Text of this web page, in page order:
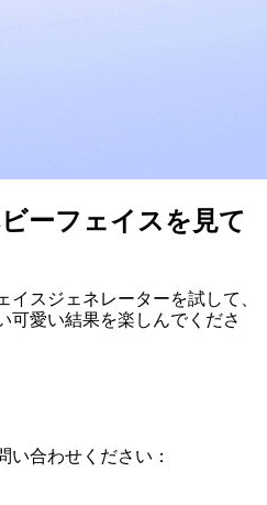
ーフェイスを見て
スジェネレーターを試して、
可愛い結果を楽しんでくださ
い合わせください：